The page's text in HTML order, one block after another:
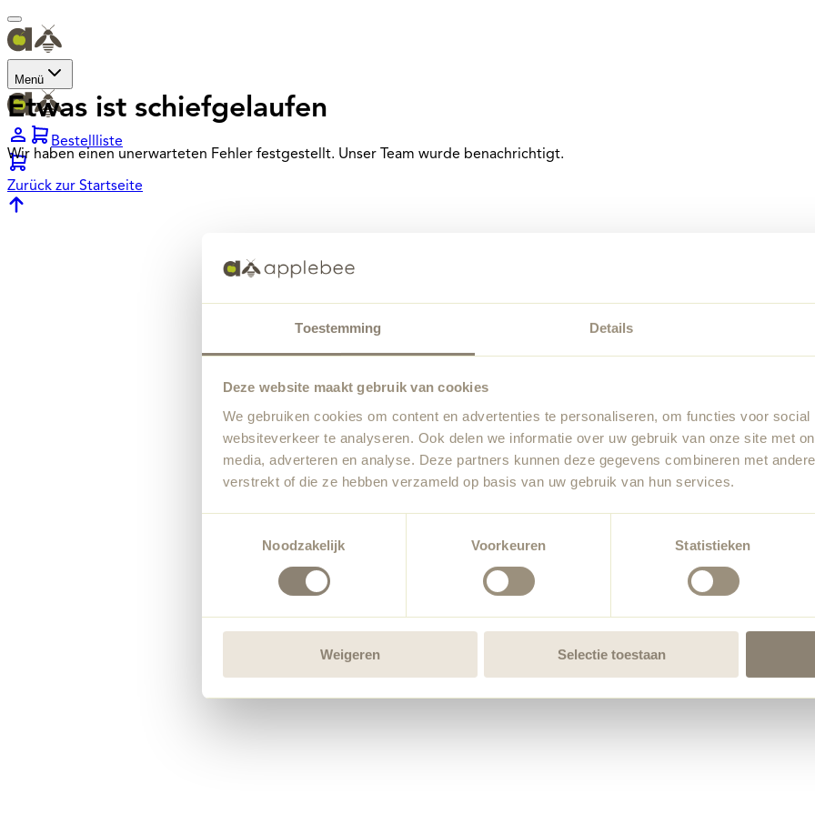
Toestemming Details
Deze website maakt gebruik van cookies
We gebruiken cookies om content en advertenties te personaliseren, om functies voor
websiteverkeer te analyseren. Ook delen we informatie over uw gebruik van onze site met
media, adverteren en analyse. Deze partners kunnen deze gegevens combineren met
verstrekt of die ze hebben verzameld op basis van uw gebruik van hun services.
Noodzakelijk
Voorkeuren Statistieken
Weigeren Selectie toestaan
Menü
Bestellliste
Etwas ist schiefgelaufen
Wir haben einen unerwarteten Fehler festgestellt. Unser Team wurde benachrichtigt.
Zurück zur Startseite